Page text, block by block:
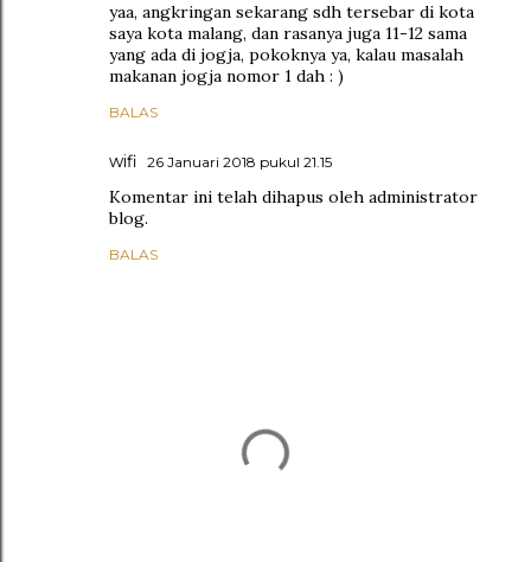
yaa, angkringan sekarang sdh tersebar di kota
saya kota malang, dan rasanya juga 11-12 sama
yang ada di jogja, pokoknya ya, kalau masalah
makanan jogja nomor 1 dah : )
BALAS
wifi 26 Januari 2018 pukul 21.15
Komentar ini telah dihapus oleh administrator
blog.
BALAS